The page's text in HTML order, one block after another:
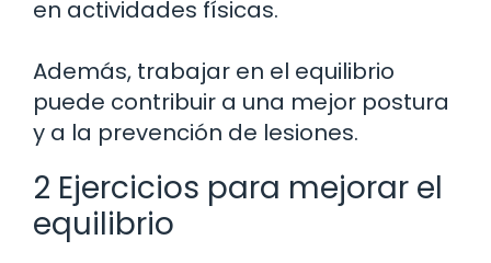
en actividades físicas.
Además, trabajar en el equilibrio
puede contribuir a una mejor postura
y a la prevención de lesiones.
2 Ejercicios para mejorar el
equilibrio